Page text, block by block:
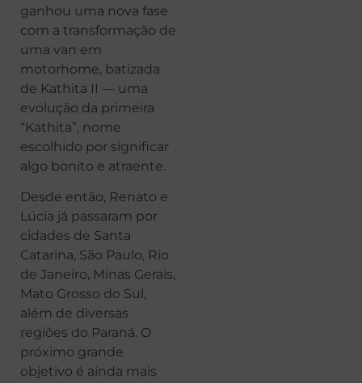
ganhou uma nova fase
com a transformação de
uma van em
motorhome, batizada
de Kathita II — uma
evolução da primeira
“Kathita”, nome
escolhido por significar
algo bonito e atraente.
Desde então, Renato e
Lúcia já passaram por
cidades de Santa
Catarina, São Paulo, Rio
de Janeiro, Minas Gerais,
Mato Grosso do Sul,
além de diversas
regiões do Paraná. O
próximo grande
objetivo é ainda mais